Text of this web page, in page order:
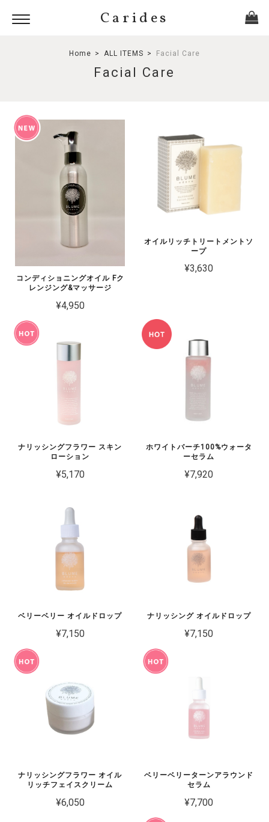
Carides
Home ALL ITEMS Facial Care
Facial Care
コンディショニングオイル Fク
レンジング&マッサージ
¥4,950
オイルリッチトリートメントソ
ープ
¥3,630
ナリッシングフラワー スキン
ローション
¥5,170
ホワイトバーチ100%ウォータ
ーセラム
¥7,920
ベリーベリー オイルドロップ
¥7,150
ナリッシング オイルドロップ
¥7,150
ナリッシングフラワー オイル
リッチフェイスクリーム
¥6,050
ベリーベリーターンアラウンド
セラム
¥7,700